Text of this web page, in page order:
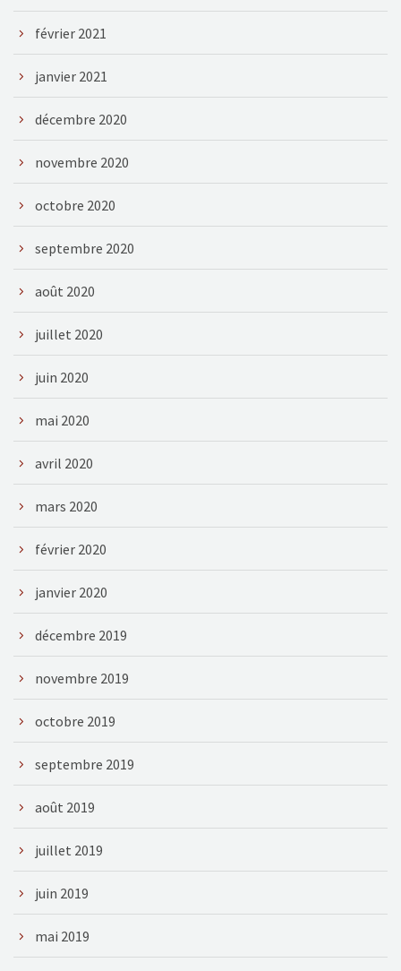
février 2021
janvier 2021
décembre 2020
novembre 2020
octobre 2020
septembre 2020
août 2020
juillet 2020
juin 2020
mai 2020
avril 2020
mars 2020
février 2020
janvier 2020
décembre 2019
novembre 2019
octobre 2019
septembre 2019
août 2019
juillet 2019
juin 2019
mai 2019